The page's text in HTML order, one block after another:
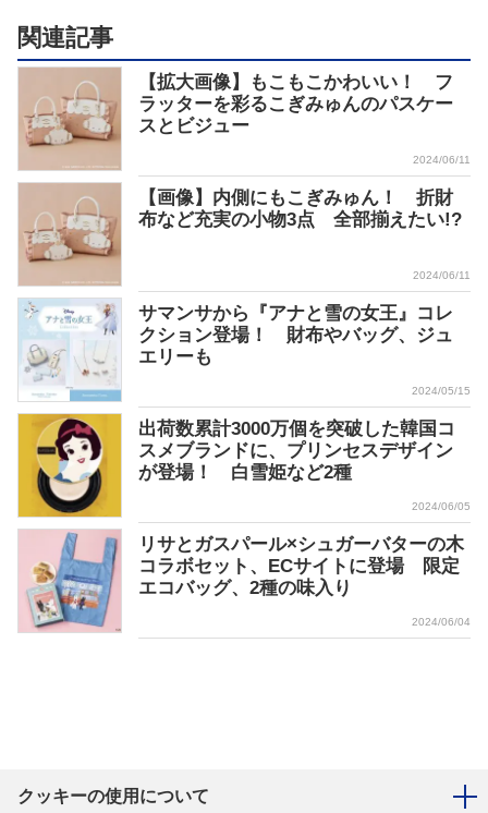
関連記事
【拡大画像】もこもこかわいい！ フ
ラッターを彩るこぎみゅんのパスケー
スとビジュー
2024/06/11
【画像】内側にもこぎみゅん！ 折財
布など充実の小物3点 全部揃えたい!?
2024/06/11
サマンサから『アナと雪の女王』コレ
クション登場！ 財布やバッグ、ジュ
エリーも
2024/05/15
出荷数累計3000万個を突破した韓国コ
スメブランドに、プリンセスデザイン
が登場！ 白雪姫など2種
2024/06/05
リサとガスパール×シュガーバターの木
コラボセット、ECサイトに登場 限定
エコバッグ、2種の味入り
2024/06/04
クッキーの使用について